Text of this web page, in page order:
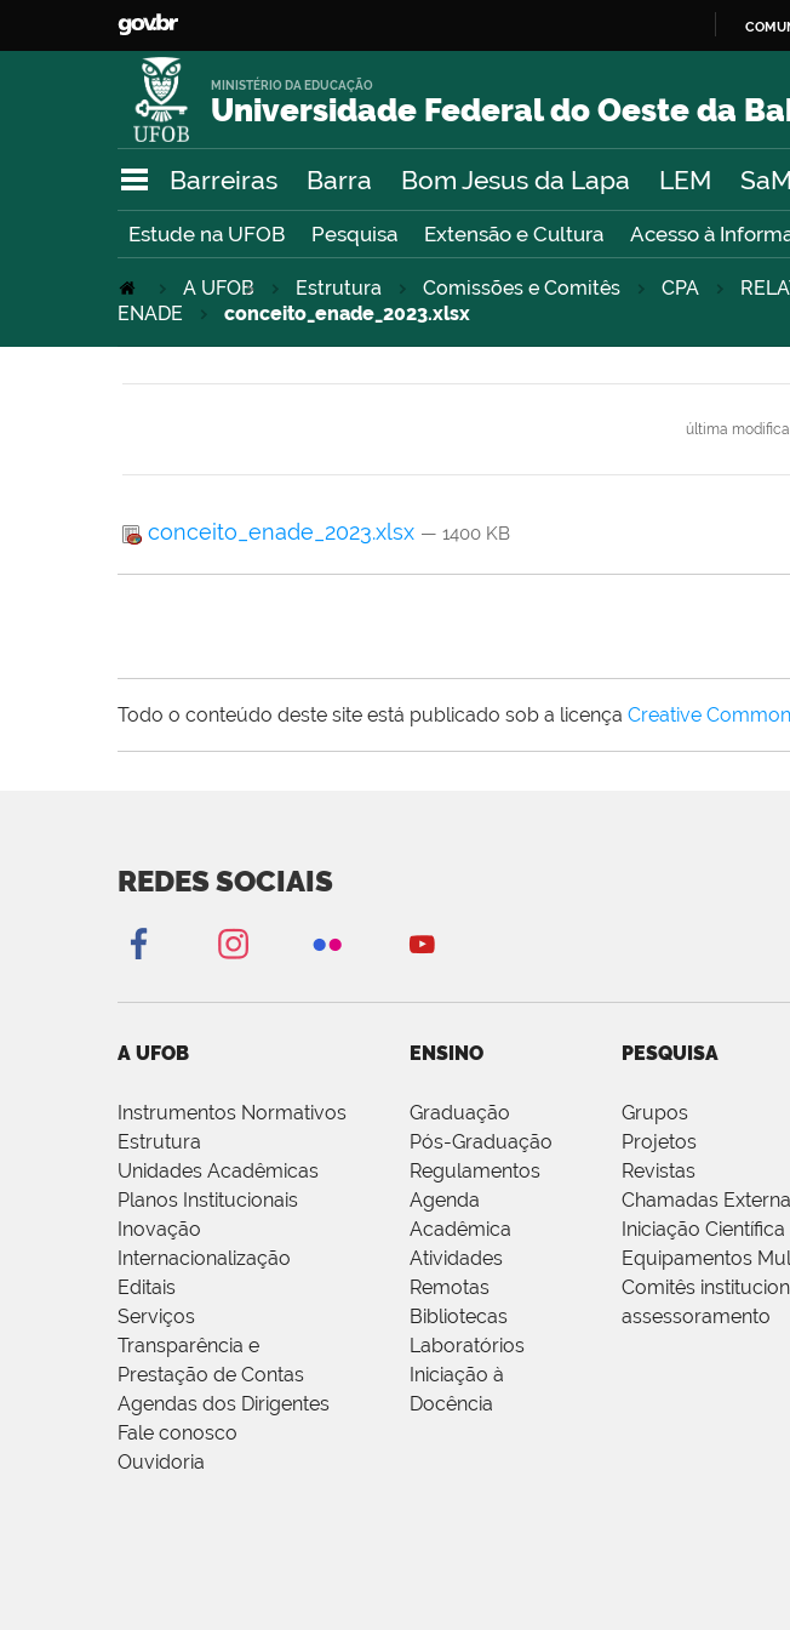
Universidade Federal do Oeste da
MINISTÉRIO DA EDUCAÇÃO
Barreiras Barra Bom Jesus da Lapa LEM
Estude na UFOB Pesquisa Extensão e Cultura Acesso à
A UFOB Estrutura Comissões e Comitês CPA
>
ENADE
conceito_enade_2023.xlsx
última
conceito_enade_2023.xlsx — 1400 KB
Todo o conteúdo deste site está publicado sob a licença Creative
REDES SOCIAIS
A UFOB
Instrumentos Normativos
Estrutura
Unidades Acadêmicas
Planos Institucionais
Inovação
Internacionalização
Editais
Serviços
Transparência e
Prestação de Contas
Agendas dos Dirigentes
Fale conosco
Ouvidoria
ENSINO
Graduação
Pós-Graduação
Regulamentos
Agenda
Acadêmica
Atividades
Remotas
Bibliotecas
Laboratórios
Iniciação à
Docência
PESQUISA
Grupos
Projetos
Revistas
Chamadas
Iniciação Científica
Equipamentos
Comitês
assessoramento